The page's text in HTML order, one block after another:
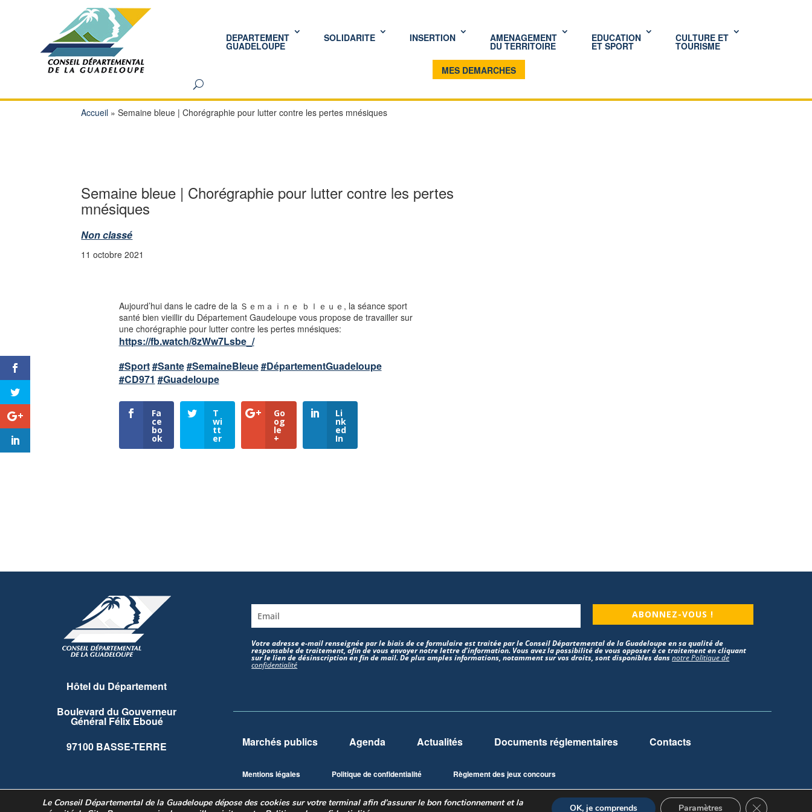
DEPARTEMENT
GUADELOUPE
SOLIDARITE INSERTION AMENAGEMENT
DU TERRITOIRE
EDUCATION
ET SPORT
CULTURE ET
TOURISME
MES DEMARCHES
Accueil »Semaine bleue | Chorégraphie pour lutter contre les pertes mnésiques
Semaine bleue | Chorégraphie pour lutter contre les pertes
mnésiques
Non classé
11 octobre 2021
Aujourd’hui dans le cadre de la Ｓｅｍａｉｎｅ ｂｌｅｕｅ, la séance sport
santé bien vieillir du Département Gaudeloupe vous propose de travailler sur
une chorégraphie pour lutter contre les pertes mnésiques:
https://fb.watch/8zWw7Lsbe_/
#Sport#Sante#SemaineBleue#DépartementGuadeloupe
#CD971 #Guadeloupe
Fa
ce
bo
ok
T
wi
tt
er
Go
og
le
+
Li
nk
ed
In
Hôtel du Département
Boulevard du Gouverneur
Général Félix Eboué
97100 BASSE-TERRE
ABONNEZ-VOUS !
Votre adresse e-mail renseignée par le biais de ce formulaire est traitée par le Conseil Départemental de la Guadeloupe en sa qualité de
responsable de traitement, afin de vous envoyer notre lettre d’information. Vous avez la possibilité de vous opposer à ce traitement en cliquant
sur le lien de désinscription en fin de mail. De plus amples informations, notamment sur vos droits, sont disponibles dansnotre Politique de
confidentialité
Marchés publics Agenda Actualités Documents réglementaires Contacts
Mentions légales Politique de confidentialité Règlement des jeux concours
Le Conseil Départemental de la Guadeloupe dépose des cookies sur votre terminal afin d’assurer le bon fonctionnement et la
OK, je comprends Paramètres Fermer la